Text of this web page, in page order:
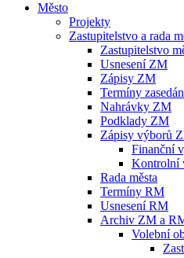
Město
Projekty
Zastupitelstvo a rada
Zastupitelstvo
Usnesení ZM
Zápisy ZM
Termíny
Nahrávky ZM
Podklady ZM
Zápisy výborů
Finanční
Kontrolní
Rada města
Termíny RM
Usnesení RM
Archiv ZM a
Volební